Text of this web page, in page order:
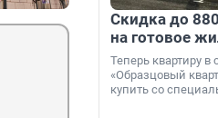
Скидка до
на готовое
Теперь квартиру
«Образцовый
купить со